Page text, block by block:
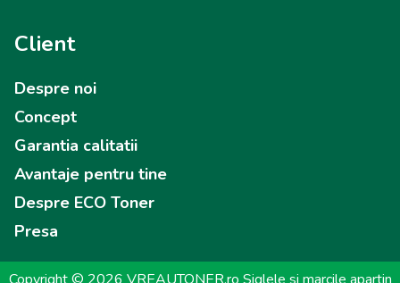
Client
Despre noi
Concept
Garantia calitatii
Avantaje pentru tine
Despre ECO Toner
Presa